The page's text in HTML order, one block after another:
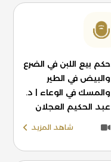
حكم بيع اللبن في الضرع
والبيض في الطير
والمسك في الوعاء | د.
عبد الحكيم العجلان
شاهد المزيد